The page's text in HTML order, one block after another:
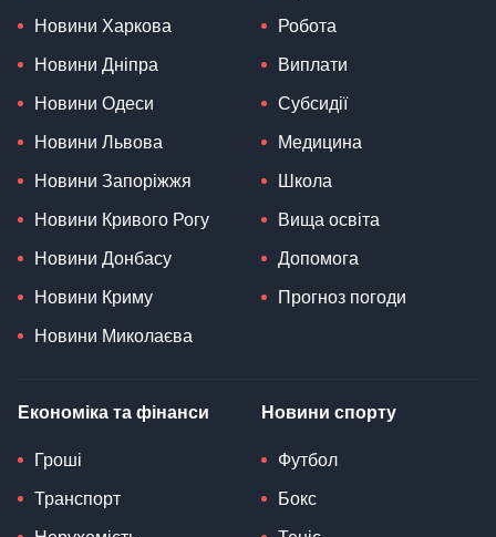
Новини Харкова
Новини Дніпра
Новини Одеси
Новини Львова
Новини Запоріжжя
Новини Кривого Рогу
Новини Донбасу
Новини Криму
Новини Миколаєва
Робота
Виплати
Субсидії
Медицина
Школа
Вища освіта
Допомога
Прогноз погоди
Економіка та фінанси
Гроші
Транспорт
Новини спорту
Футбол
Бокс